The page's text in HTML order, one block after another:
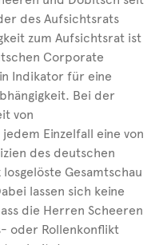
des Aufsichtsrats
zum Aufsichtsrat ist
Corporate
Indikator für eine
Bei der
von
Einzelfall eine von
des deutschen
Gesamtschau
lassen sich keine
die Herren Scheeren
oder Rollenkonflikt